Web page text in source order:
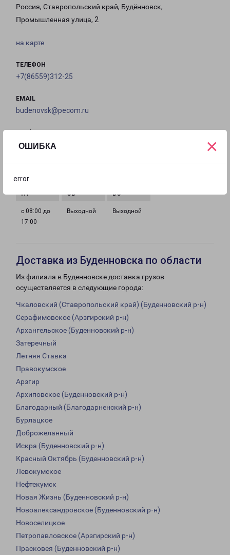
ОШИБКА
error
×
Россия, Ставропольский край, Будённовск,
Промышленная улица, 2
на карте
ТЕЛЕФОН
+7(86559)312-25
EMAIL
budenovsk@pecom.ru
17:00
с 08:00 до
17:00
Выходной Выходной
Доставка из Буденновска по области
Из филиала в Буденновске доставка грузов
осуществляется в следующие города:
Чкаловский (Ставропольский край) (Буденновский р-н)
Серафимовское (Арзгирский р-н)
Архангельское (Буденновский р-н)
Затеречный
Летняя Ставка
Правокумское
Арзгир
Архиповское (Буденновский р-н)
Благодарный (Благодарненский р-н)
Бурлацкое
Доброжеланный
Искра (Буденновский р-н)
Красный Октябрь (Буденновский р-н)
Левокумское
Нефтекумск
Новая Жизнь (Буденновский р-н)
Новоалександровское (Буденновский р-н)
Новоселицкое
Петропавловское (Арзгирский р-н)
Прасковея (Буденновский р-н)